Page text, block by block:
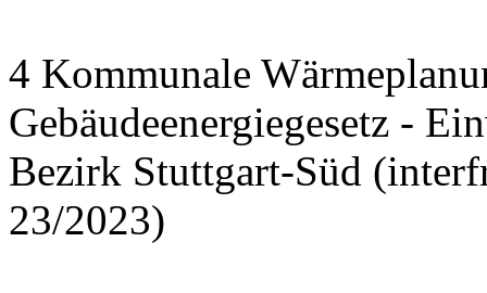
4 Kommunale
Gebäudeenergiegesetz -
Bezirk Stuttgart-Süd
23/2023)